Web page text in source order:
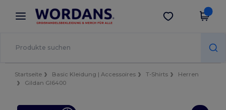
× Wordans App
Bessere Preise in der App!
App holen
Startseite Basic Kleidung | Accessoires T-Shirts
Herren
Gildan GI6400